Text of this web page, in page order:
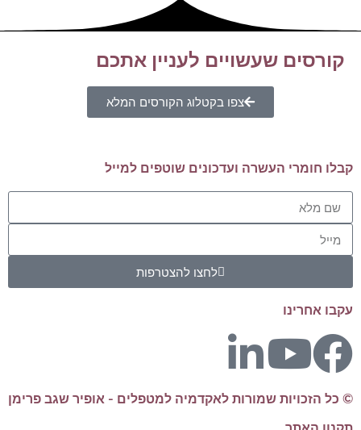
קורסים שעשויים לעניין אתכם
צפו בקטלוג הקורסים המלא
קבלו חומרי העשרה ועדכונים שוטפים למייל
לחצו להצטרפות
עקבו אחרינו
© כל הזכויות שמורות לאקדמיה למטפלים - אופיר שגב פרימן